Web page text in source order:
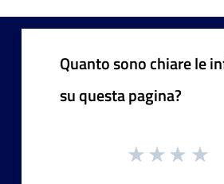
Quanto sono chiare le
su questa pagina?